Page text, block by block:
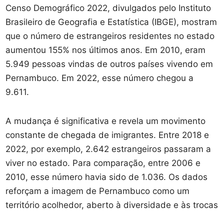
Censo Demográfico 2022, divulgados pelo Instituto
Brasileiro de Geografia e Estatística (IBGE), mostram
que o número de estrangeiros residentes no estado
aumentou 155% nos últimos anos. Em 2010, eram
5.949 pessoas vindas de outros países vivendo em
Pernambuco. Em 2022, esse número chegou a
9.611.
A mudança é significativa e revela um movimento
constante de chegada de imigrantes. Entre 2018 e
2022, por exemplo, 2.642 estrangeiros passaram a
viver no estado. Para comparação, entre 2006 e
2010, esse número havia sido de 1.036. Os dados
reforçam a imagem de Pernambuco como um
território acolhedor, aberto à diversidade e às trocas